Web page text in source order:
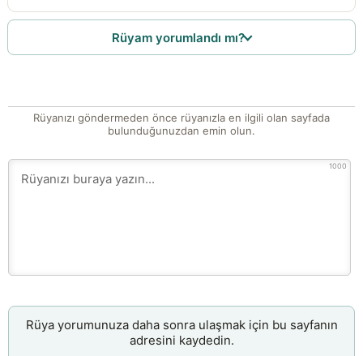
Rüyam yorumlandı mı?
Rüyanızı göndermeden önce rüyanızla en ilgili olan sayfada
bulunduğunuzdan emin olun.
1000
Rüya yorumunuza daha sonra ulaşmak için bu sayfanın
adresini kaydedin.